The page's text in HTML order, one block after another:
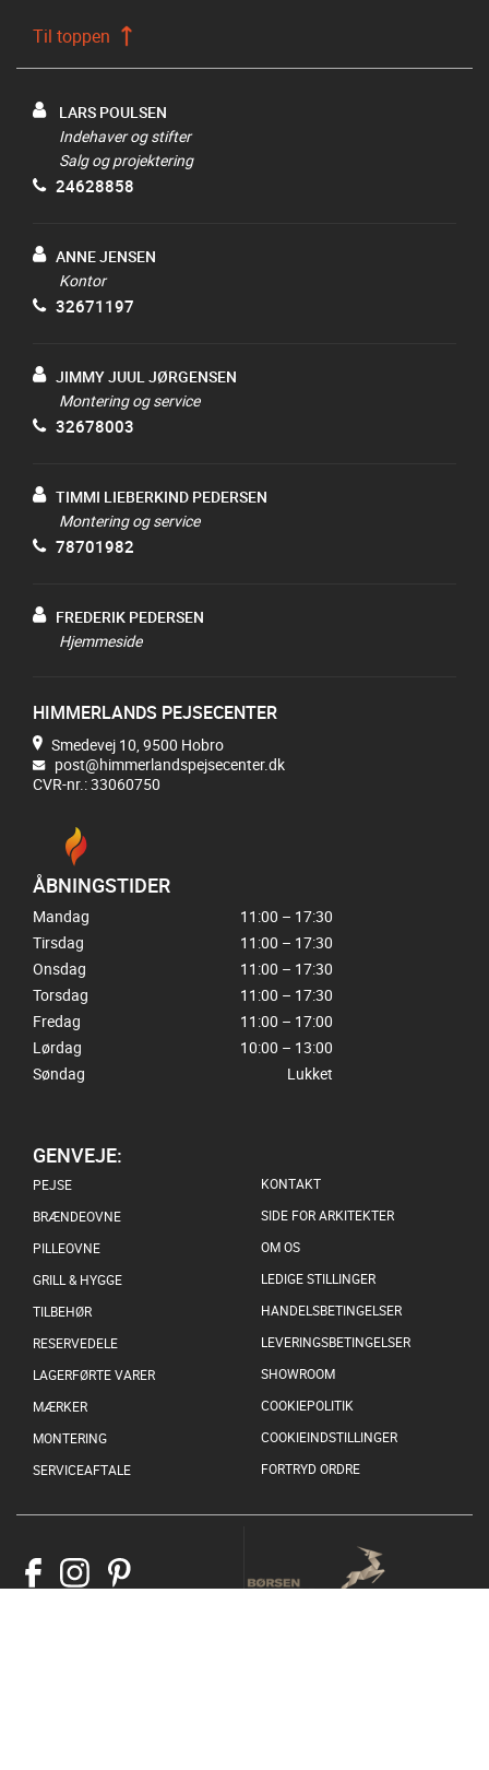
Til toppen
LARS POULSEN
Indehaver og stifter
Salg og projektering
24628858
ANNE JENSEN
Kontor
32671197
JIMMY JUUL JØRGENSEN
Montering og service
32678003
TIMMI LIEBERKIND PEDERSEN
Montering og service
78701982
FREDERIK PEDERSEN
Hjemmeside
HIMMERLANDS PEJSECENTER
Smedevej 10, 9500 Hobro
post@himmerlandspejsecenter.dk
CVR-nr.: 33060750
ÅBNINGSTIDER
Mandag
11:00 – 17:30
Tirsdag
11:00 – 17:30
Onsdag
11:00 – 17:30
Torsdag
11:00 – 17:30
Fredag
11:00 – 17:00
Lørdag
10:00 – 13:00
Søndag
Lukket
GENVEJE:
PEJSE
BRÆNDEOVNE
PILLEOVNE
GRILL & HYGGE
TILBEHØR
RESERVEDELE
LAGERFØRTE VARER
MÆRKER
MONTERING
SERVICEAFTALE
KONTAKT
SIDE FOR ARKITEKTER
OM OS
LEDIGE STILLINGER
HANDELSBETINGELSER
LEVERINGSBETINGELSER
SHOWROOM
COOKIEPOLITIK
COOKIEINDSTILLINGER
FORTRYD ORDRE